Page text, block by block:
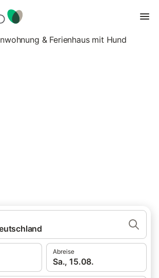
Abreise
Sa., 15.08.